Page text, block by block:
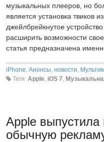
музыкальных плееров, но
является установка твиков
джейлбрейкнутое
расширить возможности
статья предназначена
iPhone, Анонсы, новости,
Теги: Apple, iOS 7,
Apple
обычную